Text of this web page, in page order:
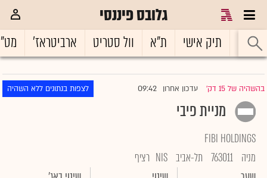
גלובס פיננסי
ראשי תיק אישי ת"א וול סטריט ארביטראז'
בהשהיה של 15 דק' |עדכון אחרון 09:42 לצפות בנתונים ללא השהיה
מניית פיבי
FIBI HOLDINGS
מניה 763011 תל-אביב NIS רציף